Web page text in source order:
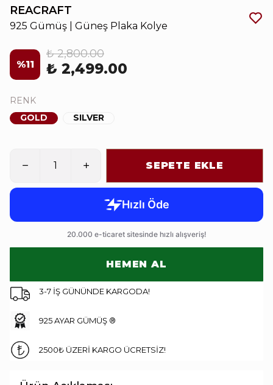
REACRAFT
925 Gümüş | Güneş Plaka Kolye
%11
₺ 2,800.00
₺ 2,499.00
RENK
GOLD
SILVER
SEPETE EKLE
HEMEN AL
3-7 İŞ GÜNÜNDE KARGODA!
925 AYAR GÜMÜŞ ®
2500₺ ÜZERİ KARGO ÜCRETSİZ!